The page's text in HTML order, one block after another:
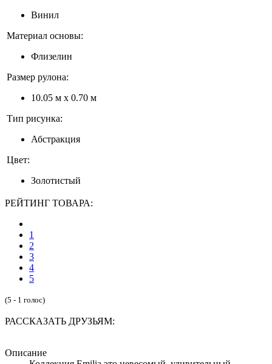
Винил
Материал основы:
Флизелин
Размер рулона:
10.05 м x 0.70 м
Тип рисунка:
Абстракция
Цвет:
Золотистый
РЕЙТИНГ ТОВАРА:
1
2
3
4
5
(5 - 1 голос)
РАССКАЗАТЬ ДРУЗЬЯМ:
Описание